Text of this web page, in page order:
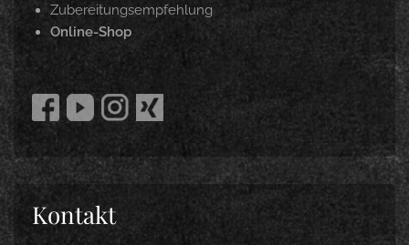
Zubereitungsempfehlung
Online-Shop
Kontakt